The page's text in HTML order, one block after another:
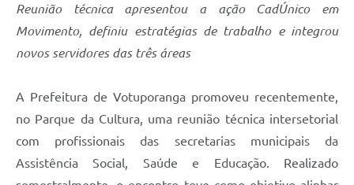
Reunião técnica apresentou a ação CadÚnico em
Movimento, definiu estratégias de trabalho e integrou
novos servidores das três áreas
A Prefeitura de Votuporanga promoveu recentemente,
no Parque da Cultura, uma reunião técnica intersetorial
com profissionais das secretarias municipais da
Assistência Social, Saúde e Educação. Realizado